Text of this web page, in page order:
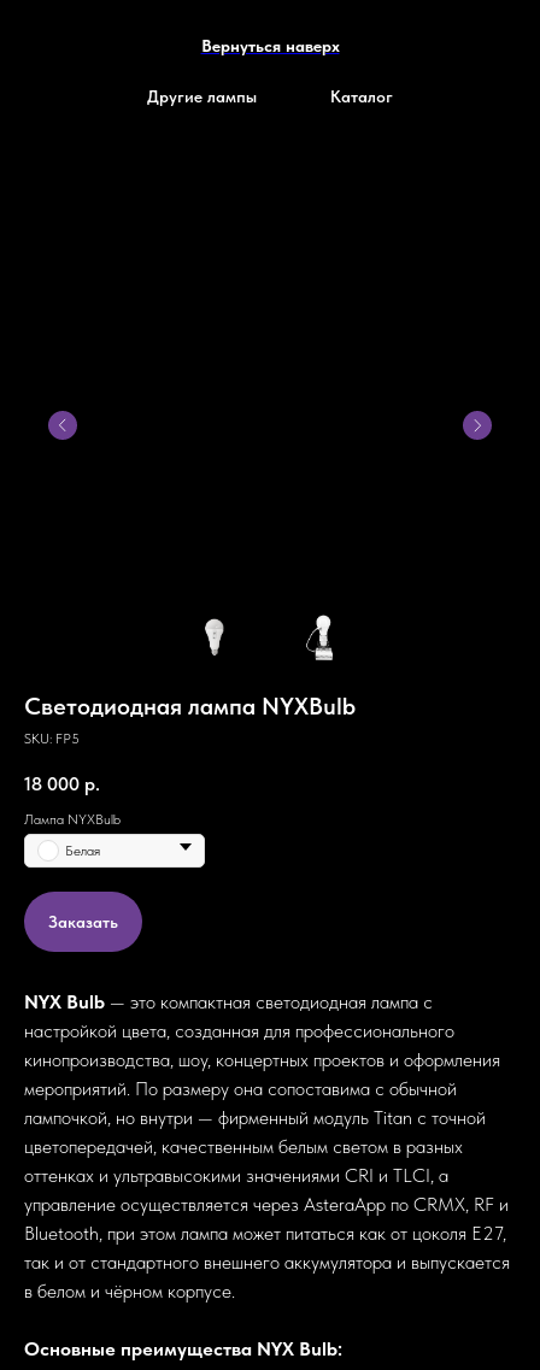
Вернуться наверх
Другие лампы Каталог
Светодиодная лампа NYXBulb
SKU: FP5
18 000 р.
Лампа NYXBulb
Белая
Заказать
NYX Bulb — это компактная светодиодная лампа с
настройкой цвета, созданная для профессионального
кинопроизводства, шоу, концертных проектов и оформления
мероприятий. По размеру она сопоставима с обычной
лампочкой, но внутри — фирменный модуль Titan с точной
цветопередачей, качественным белым светом в разных
оттенках и ультравысокими значениями CRI и TLCI, а
управление осуществляется через AsteraApp по CRMX, RF и
Bluetooth, при этом лампа может питаться как от цоколя E27,
так и от стандартного внешнего аккумулятора и выпускается
в белом и чёрном корпусе.
Основные преимущества NYX Bulb: